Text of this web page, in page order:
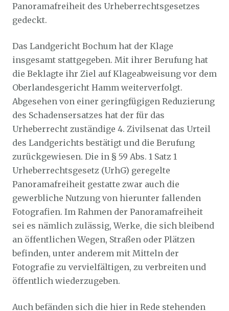
Panoramafreiheit des Urheberrechtsgesetzes
gedeckt.
Das Landgericht Bochum hat der Klage
insgesamt stattgegeben. Mit ihrer Berufung hat
die Beklagte ihr Ziel auf Klageabweisung vor dem
Oberlandesgericht Hamm weiterverfolgt.
Abgesehen von einer geringfügigen Reduzierung
des Schadensersatzes hat der für das
Urheberrecht zuständige 4. Zivilsenat das Urteil
des Landgerichts bestätigt und die Berufung
zurückgewiesen. Die in § 59 Abs. 1 Satz 1
Urheberrechtsgesetz (UrhG) geregelte
Panoramafreiheit gestatte zwar auch die
gewerbliche Nutzung von hierunter fallenden
Fotografien. Im Rahmen der Panoramafreiheit
sei es nämlich zulässig, Werke, die sich bleibend
an öffentlichen Wegen, Straßen oder Plätzen
befinden, unter anderem mit Mitteln der
Fotografie zu vervielfältigen, zu verbreiten und
öffentlich wiederzugeben.
Auch befänden sich die hier in Rede stehenden